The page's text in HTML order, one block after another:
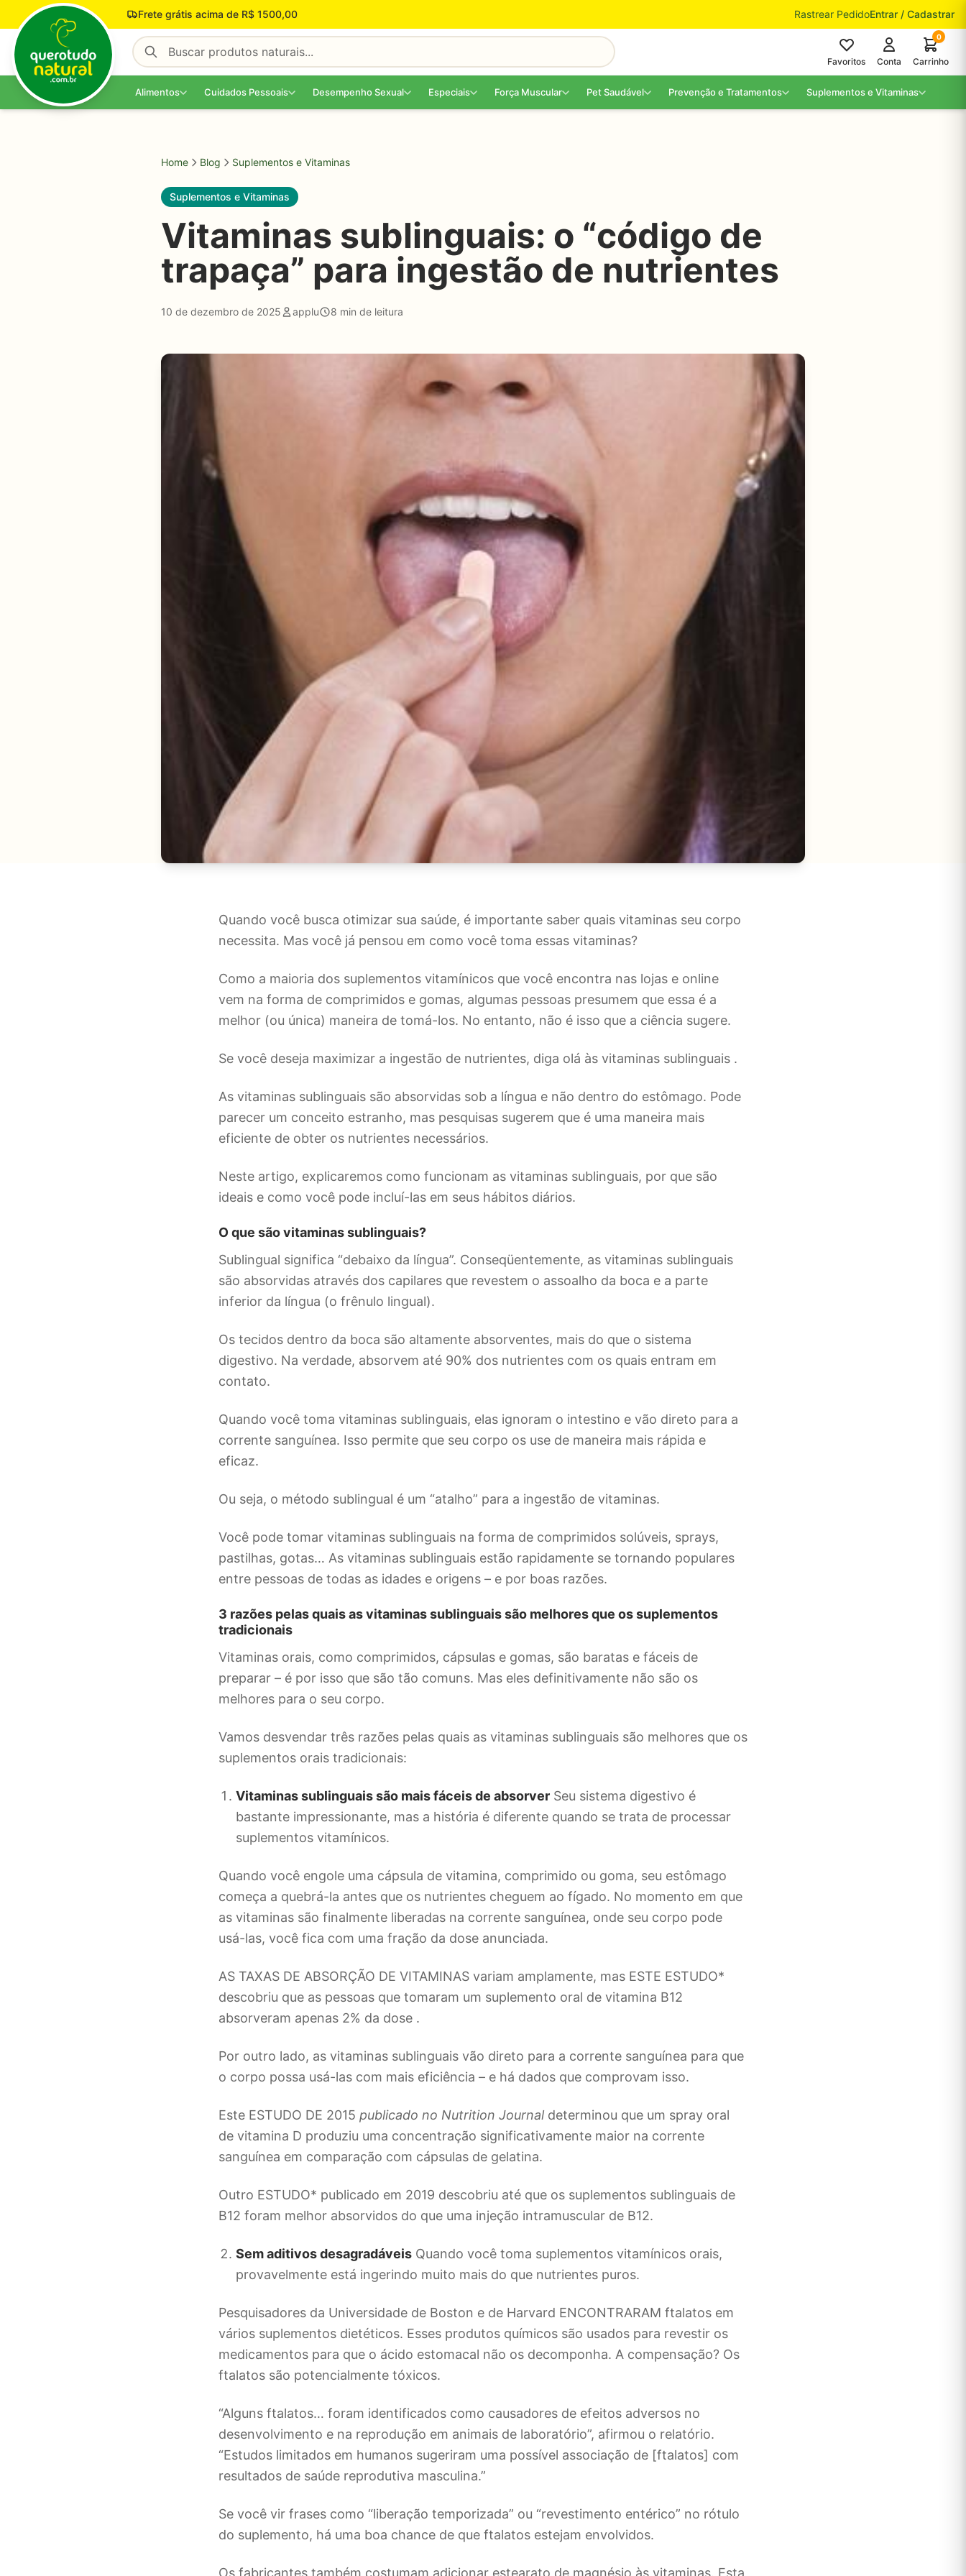
Pular para o conteúdo Frete grátis acima de R$ 1500,00 Rastrear PedidoEntrar / Cadastrar
Favoritos Conta
0
Carrinho
Alimentos Cuidados Pessoais Desempenho Sexual Especiais Força Muscular Pet Saudável Prevenção e Tratamentos Suplementos e Vitaminas
Home Blog Suplementos e Vitaminas
Suplementos e Vitaminas
Vitaminas sublinguais: o “código de
trapaça” para ingestão de nutrientes
10 de dezembro de 2025 applu 8 min de leitura
Quando você busca otimizar sua saúde, é importante saber quais vitaminas seu corpo
necessita. Mas você já pensou em como você toma essas vitaminas?
Como a maioria dos suplementos vitamínicos que você encontra nas lojas e online
vem na forma de comprimidos e gomas, algumas pessoas presumem que essa é a
melhor (ou única) maneira de tomá-los. No entanto, não é isso que a ciência sugere.
Se você deseja maximizar a ingestão de nutrientes, diga olá às vitaminas sublinguais .
As vitaminas sublinguais são absorvidas sob a língua e não dentro do estômago. Pode
parecer um conceito estranho, mas pesquisas sugerem que é uma maneira mais
eficiente de obter os nutrientes necessários.
Neste artigo, explicaremos como funcionam as vitaminas sublinguais, por que são
ideais e como você pode incluí-las em seus hábitos diários.
O que são vitaminas sublinguais?
Sublingual significa “debaixo da língua”. Conseqüentemente, as vitaminas sublinguais
são absorvidas através dos capilares que revestem o assoalho da boca e a parte
inferior da língua (o frênulo lingual).
Os tecidos dentro da boca são altamente absorventes, mais do que o sistema
digestivo. Na verdade, absorvem até 90% dos nutrientes com os quais entram em
contato.
Quando você toma vitaminas sublinguais, elas ignoram o intestino e vão direto para a
corrente sanguínea. Isso permite que seu corpo os use de maneira mais rápida e
eficaz.
Ou seja, o método sublingual é um “atalho” para a ingestão de vitaminas.
Você pode tomar vitaminas sublinguais na forma de comprimidos solúveis, sprays,
pastilhas, gotas… As vitaminas sublinguais estão rapidamente se tornando populares
entre pessoas de todas as idades e origens – e por boas razões.
3 razões pelas quais as vitaminas sublinguais são melhores que os suplementos
tradicionais
Vitaminas orais, como comprimidos, cápsulas e gomas, são baratas e fáceis de
preparar – é por isso que são tão comuns. Mas eles definitivamente não são os
melhores para o seu corpo.
Vamos desvendar três razões pelas quais as vitaminas sublinguais são melhores que os
suplementos orais tradicionais:
Vitaminas sublinguais são mais fáceis de absorver Seu sistema digestivo é
bastante impressionante, mas a história é diferente quando se trata de processar
suplementos vitamínicos.
Quando você engole uma cápsula de vitamina, comprimido ou goma, seu estômago
começa a quebrá-la antes que os nutrientes cheguem ao fígado. No momento em que
as vitaminas são finalmente liberadas na corrente sanguínea, onde seu corpo pode
usá-las, você fica com uma fração da dose anunciada.
AS TAXAS DE ABSORÇÃO DE VITAMINAS variam amplamente, mas ESTE ESTUDO*
descobriu que as pessoas que tomaram um suplemento oral de vitamina B12
absorveram apenas 2% da dose .
Por outro lado, as vitaminas sublinguais vão direto para a corrente sanguínea para que
o corpo possa usá-las com mais eficiência – e há dados que comprovam isso.
Este ESTUDO DE 2015 publicado no Nutrition Journal determinou que um spray oral
de vitamina D produziu uma concentração significativamente maior na corrente
sanguínea em comparação com cápsulas de gelatina.
Outro ESTUDO* publicado em 2019 descobriu até que os suplementos sublinguais de
B12 foram melhor absorvidos do que uma injeção intramuscular de B12.
Sem aditivos desagradáveis Quando você toma suplementos vitamínicos orais,
provavelmente está ingerindo muito mais do que nutrientes puros.
Pesquisadores da Universidade de Boston e de Harvard ENCONTRARAM ftalatos em
vários suplementos dietéticos. Esses produtos químicos são usados ​​para revestir os
medicamentos para que o ácido estomacal não os decomponha. A compensação? Os
ftalatos são potencialmente tóxicos.
“Alguns ftalatos… foram identificados como causadores de efeitos adversos no
desenvolvimento e na reprodução em animais de laboratório”, afirmou o relatório.
“Estudos limitados em humanos sugeriram uma possível associação de [ftalatos] com
resultados de saúde reprodutiva masculina.”
Se você vir frases como “liberação temporizada” ou “revestimento entérico” no rótulo
do suplemento, há uma boa chance de que ftalatos estejam envolvidos.